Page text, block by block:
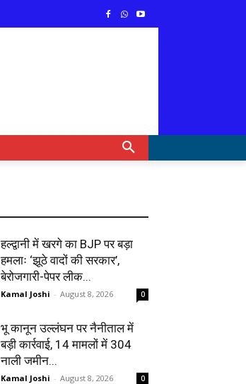
हल्द्वानी में खरगे का BJP पर बड़ा
हमलाः ‘झूठे वादों की सरकार’,
बेरोजगारी-पेपर लीक...
Kamal Joshi - August 8, 2026 0
भू कानून उल्लंघन पर नैनीताल में
बड़ी कार्रवाई, 14 मामलों में 304
नाली जमीन...
Kamal Joshi - August 8, 2026 0